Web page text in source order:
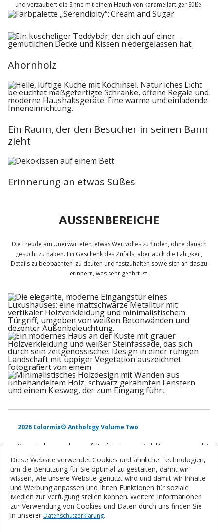
und verzaubert die Sinne mit einem Hauch von karamellartiger Süße.
Ahornholz
Ein Raum, der den Besucher in seinen Bann
zieht
Erinnerung an etwas Süßes
AUSSENBEREICHE
Die Freude am Unerwarteten, etwas Wertvolles zu finden, ohne danach
gesucht zu haben. Ein Geschenk des Zufalls, aber auch die Fähigkeit,
Details zu beobachten, zu deuten und festzuhalten sowie sich an das zu
erinnern, was sehr geehrt ist.
2026 Colormix® Anthology Volume Two
Diese Farben wurden sorgfältig für vier neue Kollektionen ausgewählt,
die die Entwicklung neuer Produkte und aufkommende Trends in der
Holzveredelungsbranche prägen werden.
Tauchen Sie in die Capsule ein
Sprechen Sie mit einem Experten
Diese Website verwendet Cookies und ähnliche Technologien,
um die Benutzung für Sie optimal zu gestalten, damit wir
wissen, wie unsere Website genutzt wird und damit wir Inhalte
und Werbung anpassen und Ihnen Funktionen für soziale
Medien zur Verfügung stellen können. Weitere Informationen
zur Verwendung von Cookies und Daten durch uns finden Sie
in unserer Datenschutzerklärung.